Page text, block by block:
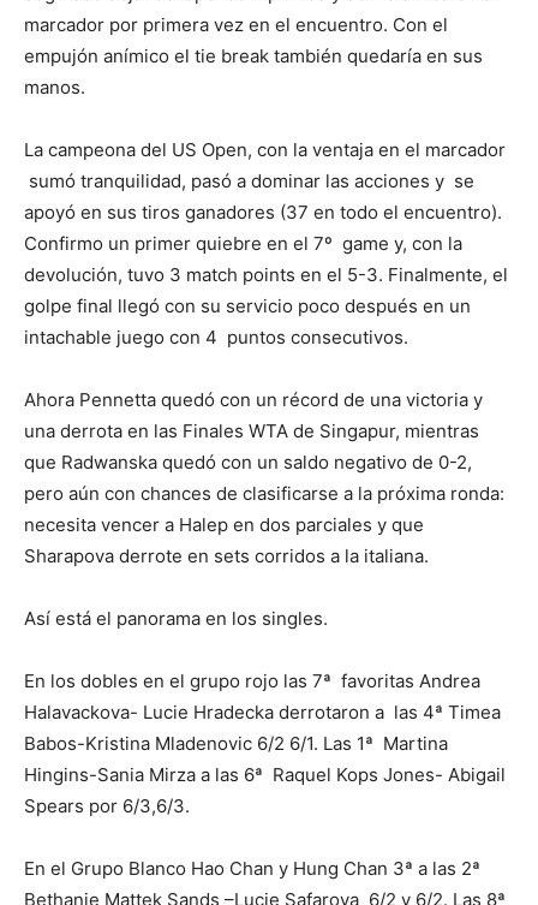
marcador por primera vez en el encuentro. Con el
empujón anímico el tie break también quedaría en sus
manos.
La campeona del US Open, con la ventaja en el marcador
sumó tranquilidad, pasó a dominar las acciones y se
apoyó en sus tiros ganadores (37 en todo el encuentro).
Confirmo un primer quiebre en el 7º game y, con la
devolución, tuvo 3 match points en el 5-3. Finalmente, el
golpe final llegó con su servicio poco después en un
intachable juego con 4 puntos consecutivos.
Ahora Pennetta quedó con un récord de una victoria y
una derrota en las Finales WTA de Singapur, mientras
que Radwanska quedó con un saldo negativo de 0-2,
pero aún con chances de clasificarse a la próxima ronda:
necesita vencer a Halep en dos parciales y que
Sharapova derrote en sets corridos a la italiana.
Así está el panorama en los singles.
En los dobles en el grupo rojo las 7ª favoritas Andrea
Halavackova- Lucie Hradecka derrotaron a las 4ª Timea
Babos-Kristina Mladenovic 6/2 6/1. Las 1ª Martina
Hingins-Sania Mirza a las 6ª Raquel Kops Jones- Abigail
Spears por 6/3,6/3.
En el Grupo Blanco Hao Chan y Hung Chan 3ª a las 2ª
Bethanie Mattek Sands –Lucie Safarova 6/2 y 6/2. Las 8ª